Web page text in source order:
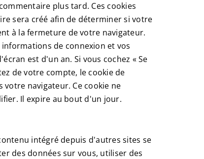
plus tard. Ces cookies
sera créé afin de déterminer si votre
à la fermeture de votre navigateur.
de connexion et vos
est d'un an. Si vous cochez « Se
de votre compte, le cookie de
navigateur. Ce cookie ne
Il expire au bout d'un jour.
intégré depuis d'autres sites se
des données sur vous, utiliser des